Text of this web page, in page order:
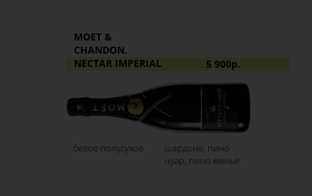
белое полусухое
5 900р.
MOET &
CHANDON,
NECTAR IMPERIAL
шардоне, пино
нуар, пино менье